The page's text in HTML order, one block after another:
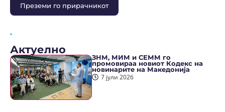
Преземи го прирачникот
Актуелно
ЗНМ, МИМ и СЕММ го
промовираа новиот Кодекс на
новинарите на Македонија
7 јули 2026